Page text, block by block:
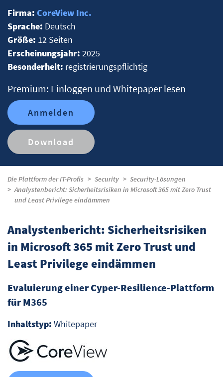
Firma: CoreView Inc.
Sprache: Deutsch
Größe: 12 Seiten
Erscheinungsjahr: 2025
Besonderheit: registrierungspflichtig
Premium: Einloggen und Whitepaper lesen
Anmelden
Download
Die Plattform der IT-Profis Security
Security-Lösungen
Analystenbericht: Sicherheitsrisiken in Microsoft 365 mit Zero Trust
und Least Privilege eindämmen
Analystenbericht: Sicherheitsrisiken
in Microsoft 365 mit Zero Trust und
Least Privilege eindämmen
Evaluierung einer Cyper-Resilience-Plattform
für M365
Inhaltstyp: Whitepaper